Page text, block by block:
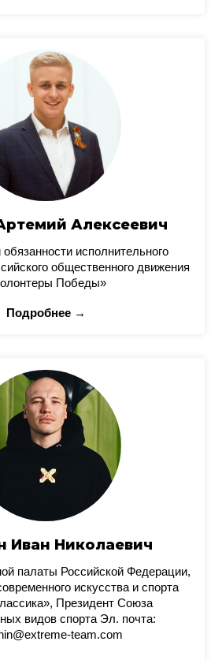
Алексеевич
исполнительного
общественного движения
Победы»
Подробнее →
Иван Николаевич
палаты Российской Федерации,
искусства и спорта
Президент Союза
видов спорта Эл. почта:
team.com